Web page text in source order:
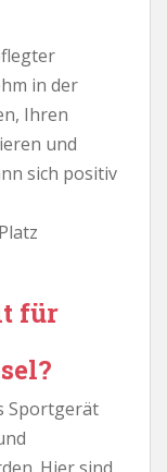
in der
Ihren
und
sich positiv
für
Sportgerät